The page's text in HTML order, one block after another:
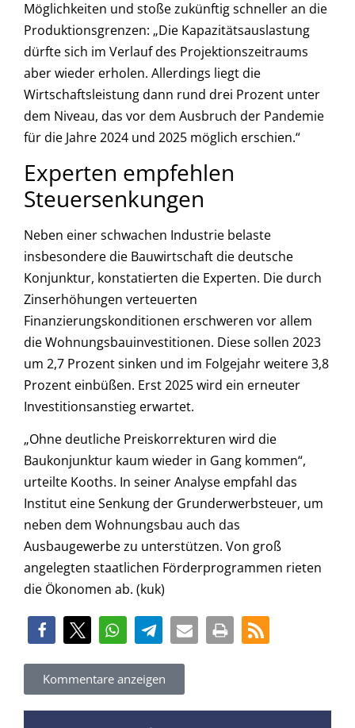
Möglichkeiten und stoße zukünftig schneller an die
Produktionsgrenzen: „Die Kapazitätsauslastung
dürfte sich im Verlauf des Projektionszeitraums
aber wieder erholen. Allerdings liegt die
Wirtschaftsleistung dann rund drei Prozent unter
dem Niveau, das vor dem Ausbruch der Pandemie
für die Jahre 2024 und 2025 möglich erschien.“
Experten empfehlen
Steuersenkungen
Neben einer schwachen Industrie belaste
insbesondere die Bauwirtschaft die deutsche
Konjunktur, konstatierten die Experten. Die durch
Zinserhöhungen verteuerten
Finanzierungskonditionen erschweren vor allem
die Wohnungsbauinvestitionen. Diese sollen 2023
um 2,7 Prozent sinken und im Folgejahr weitere 3,8
Prozent einbüßen. Erst 2025 wird ein erneuter
Investitionsanstieg erwartet.
„Ohne deutliche Preiskorrekturen wird die
Baukonjunktur kaum wieder in Gang kommen“,
urteilte Kooths. In seiner Analyse empfahl das
Institut eine Senkung der Grunderwerbsteuer, um
neben dem Wohnungsbau auch das
Ausbaugewerbe zu unterstützen. Von groß
angelegten staatlichen Förderprogrammen rieten
die Ökonomen ab. (kuk)
Kommentare anzeigen